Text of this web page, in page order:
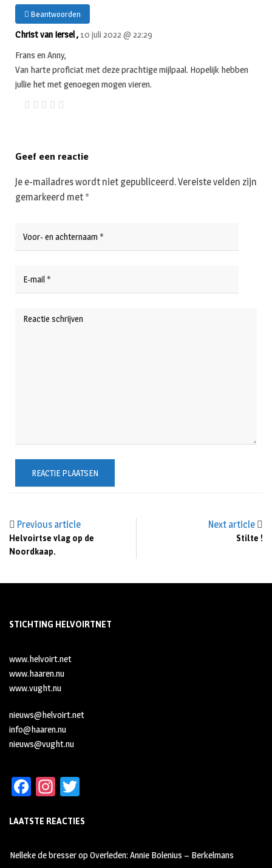
Previous article
Helvoirtse vlag op de
Noordkaap.
Next article
Stilte !
Beantwoorden
Christ van Iersel , 10 juli 2022 @ 22:29
Frans en Anny,
Van harte proficiat met deze prachtige mijlpaal. Hopelijk hebben
jullie het met genoegen mogen vieren.
Geef een reactie
Je e-mailadres wordt niet gepubliceerd.Vereiste velden zijn
gemarkeerd met *
STICHTING HELVOIRTNET
www.helvoirt.net
www.haaren.nu
www.vught.nu
nieuws@helvoirt.net
info@haaren.nu
nieuws@vught.nu
Fa
b
oo
In
ag tt
LAATSTE REACTIES
Nelleke de bresseropOverleden: Annie Bolenius – Berkelmans